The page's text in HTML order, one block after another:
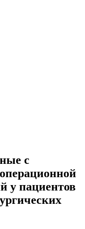
с
у пациентов